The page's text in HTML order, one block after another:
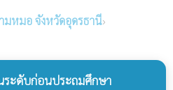
มหมอ จังหวัดอุดรธานี›
ระดับก่อนประถมศึกษา